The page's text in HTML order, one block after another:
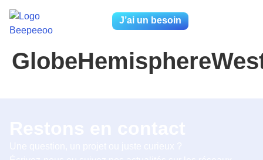
J’ai un besoin